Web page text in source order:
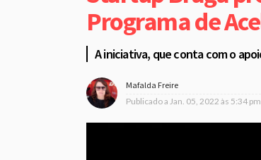
Programa de
A iniciativa, que conta com o
Mafalda Freire
Publicado a Jan. 05, 2022 às 5:34 pm